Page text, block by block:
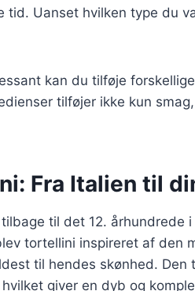
tid. Uanset hvilken type du
kan du tilføje
tilføjer ikke kun
Fra Italien til
til det 12. århundrede i
tortellini inspireret af den
til hendes skønhed. Den
giver en dyb og